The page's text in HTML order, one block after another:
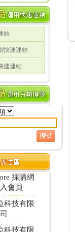
結
快速連結
速連結